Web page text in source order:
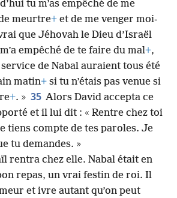
tu m’as empêché de me
meurtre+ et de me venger moi-
que Jéhovah le Dieu d’Israël
empêché de te faire du mal+,
de Nabal auraient tous été
matin+ si tu n’étais pas venue si
+. » 35 Alors David accepta ce
et il lui dit : « Rentre chez toi
tiens compte de tes paroles. Je
tu demandes. »
rentra chez elle. Nabal était en
repas, un vrai festin de roi. Il
et ivre autant qu’on peut